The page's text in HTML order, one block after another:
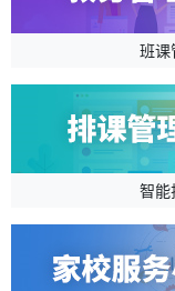
班课
智能